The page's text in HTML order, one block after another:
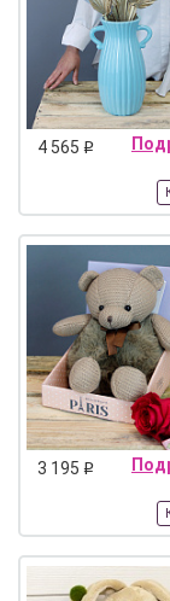
4 565 q
3 195 q